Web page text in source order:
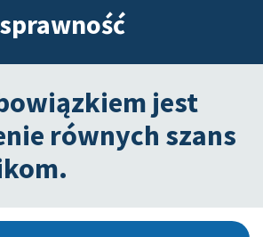
jest
równych szans